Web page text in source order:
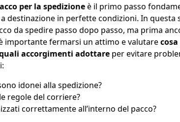
per la spedizioneè il primo passo
destinazione in perfette condizioni. In questa
da spedire passo dopo passo, ma prima
importante fermarsi un attimo e valutare
accorgimenti adottare per evitare
idonei alla spedizione?
regole del corriere?
correttamente all’interno del pacco?